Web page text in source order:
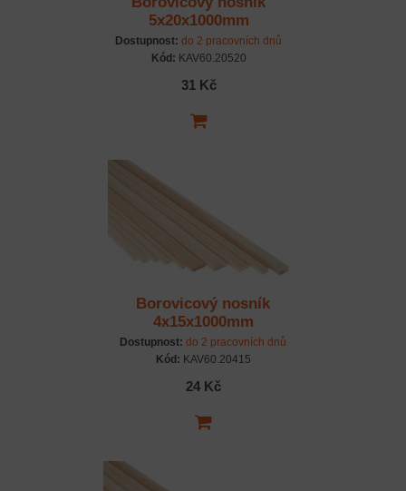
5x20x1000mm
Dostupnost: do 2 pracovních dnů
Kód: KAV60.20520
31 Kč
Borovicový nosník
4x15x1000mm
Dostupnost: do 2 pracovních dnů
Kód: KAV60.20415
24 Kč